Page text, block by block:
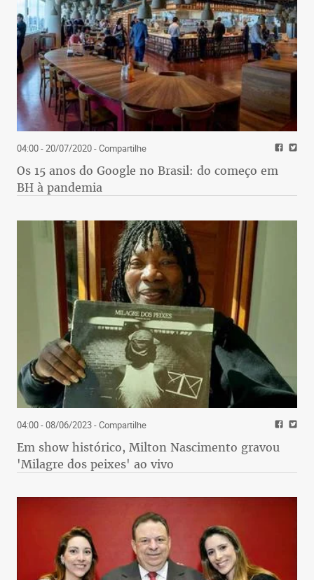
04:00 - 20/07/2020- Compartilhe
Os 15 anos do Google no Brasil: do começo em
BH à pandemia
04:00 - 08/06/2023- Compartilhe
Em show histórico, Milton Nascimento gravou
'Milagre dos peixes' ao vivo